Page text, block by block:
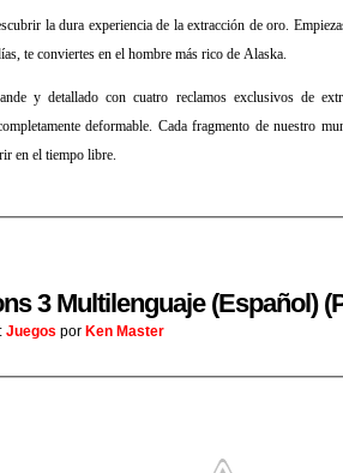
la dura experiencia de la extracción de oro.
te conviertes en el hombre más rico de Alaska.
y detallado con cuatro reclamos exclusivos de
deformable. Cada fragmento de nuestro
en el tiempo libre.
3 Multilenguaje (Español)
Juegos por Ken Master